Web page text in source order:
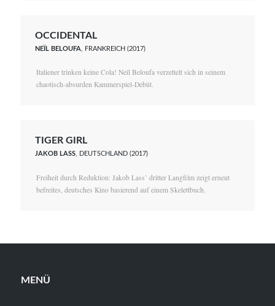
OCCIDENTAL
NEÏL BELOUFA , FRANKREICH (2017)
Italiener trinken keine Cola! Neïl Beloufa verzettelt sich in seinem
chaotisch-absurden Kammerspiel-Debüt.
TIGER GIRL
JAKOB LASS, DEUTSCHLAND (2017)
Freiheit durch Reduktion: Jakob Lass’ dritter Langfilm zeigt erneut
befreites, deutsches Kino basierend auf einem Skelettbuch.
MENÜ